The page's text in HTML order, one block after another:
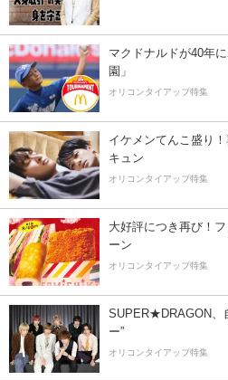
マクドナルドが40年
園」
オリコンタイアップ特集
イケメンてんこ盛り
キュン
オリコンタイアップ特集
大好評につき再び！
ーン
オリコンタイアップ特集
SUPER★DRAGON、
ー”
オリコンタイアップ特集